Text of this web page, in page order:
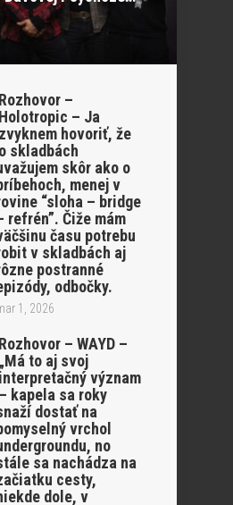
Rozhovor –
Holotropic – Ja
zvyknem hovoriť, že
o skladbách
skôr ako o
menej v
“sloha – bridge
refrén”. Čiže mám
času potrebu
v skladbách aj
postranné
odbočky.
1, 2026
Rozhovor – WAYD –
„Má to aj svoj
interpretačný význam
– kapela sa roky
dostať na
vrchol
no
sa nachádza na
cesty,
dole, v